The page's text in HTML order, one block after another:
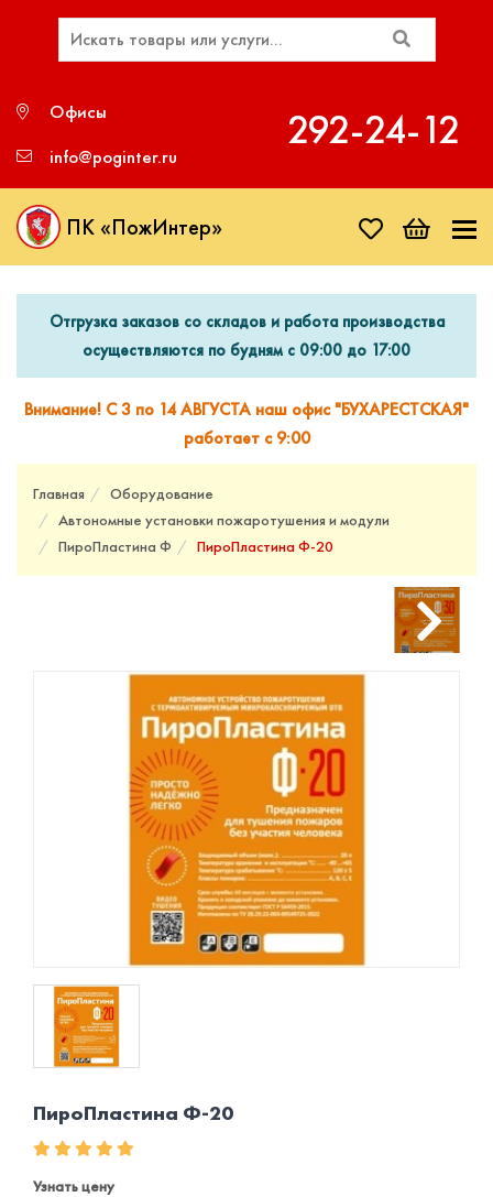
Офисы
info@poginter.ru
292‑24‑12
ПК «ПожИнтер»
Отгрузка заказов со складов и работа производства
осуществляются по будням с 09:00 до 17:00
Внимание! С 3 по 14 АВГУСТА наш офис "БУХАРЕСТСКАЯ"
работает с 9:00
Главная
Оборудование
Автономные установки пожаротушения и модули
ПироПластина Ф
ПироПластина Ф-20
ПироПластина Ф-20
Узнать цену